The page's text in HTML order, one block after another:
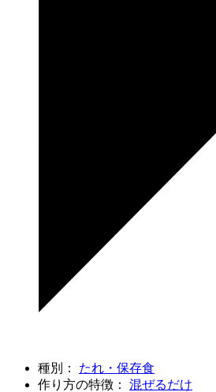
種別： たれ・保存食
作り方の特徴： 混ぜるだけ